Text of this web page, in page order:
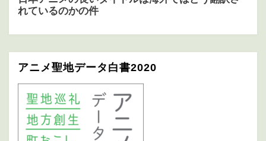
アニメ聖地データ白書2020